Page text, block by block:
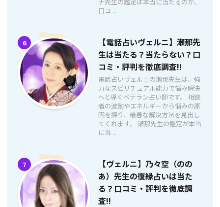
口コ ...
6
【電話占いヴェルニ】瀬那先
生は当たる？当たらない？口
コミ・評判を徹底調査!!
電話占いヴェルニの瀬那先生は、強
力なスピリチュアル能力で悩み解決
へと導くベテラン占い師です。 相談
者の波動やエネルギーから悩みの原
因を探り、最善な解決方法を見出し
てくれます。 瀬那先生の鑑定が本当
に当 ...
7
【ヴェルニ】乃々空（のの
あ）先生の復縁占いは当た
る？口コミ・評判を徹底調
査!!